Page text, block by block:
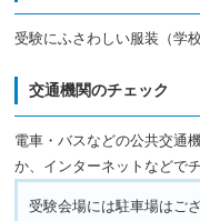
受験にふさわしい服装（学
交通機関のチェック
電車・バスなどの公共交通
か、インターネットなどで
受験会場には駐車場はご